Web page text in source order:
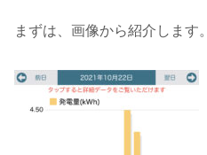
まずは、画像から紹介します。